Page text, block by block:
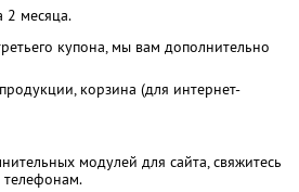
2 месяца.
купона, мы вам дополнительно
продукции, корзина (для интернет-
модулей для сайта, свяжитесь